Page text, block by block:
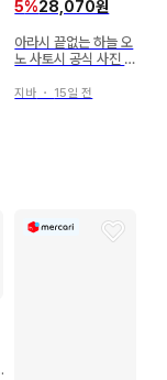
5%28,070원
아라시 끝없는 하늘 오
노 사토시 공식 사진 *
지바 ・ 15일 전